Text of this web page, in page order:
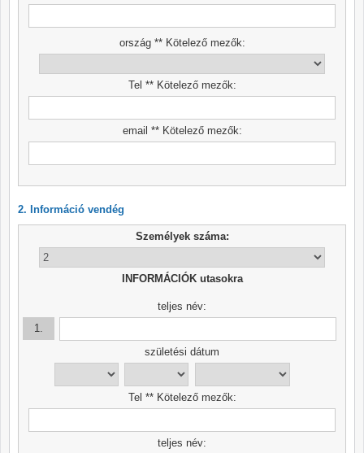
ország ** Kötelező mezők:
Tel ** Kötelező mezők:
email ** Kötelező mezők:
2. Információ vendég
Személyek száma:
INFORMÁCIÓK utasokra
teljes név:
1.
születési dátum
Tel ** Kötelező mezők:
teljes név: